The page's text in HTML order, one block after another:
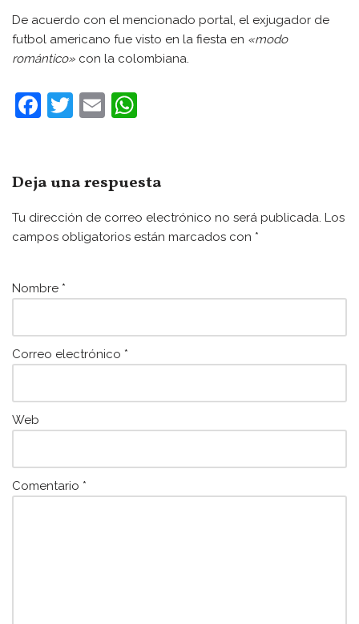
De acuerdo con el mencionado portal, el exjugador de
futbol americano fue visto en la fiesta en «modo
romántico» con la colombiana.
F
e
b
o
k
T
er
E
l
s
A
p
Deja una respuesta
Tu dirección de correo electrónico no será publicada. Los
campos obligatorios están marcados con *
Nombre *
Correo electrónico *
Web
Comentario *